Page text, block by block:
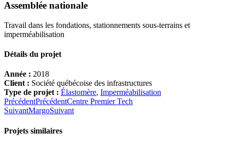
Assemblée nationale
Travail dans les fondations, stationnements sous-terrains et
imperméabilisation
Détails du projet
Année : 2018
Client : Société québécoise des infrastructures
Type de projet : Élastomère, Imperméabilisation
PrécédentPrécédentCentre Premier Tech
SuivantMargoSuivant
Projets similaires